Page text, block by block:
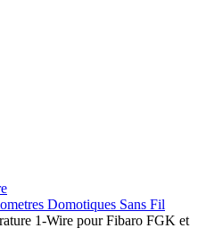
Domotiques Sans Fil
1‑Wire pour Fibaro FGK et